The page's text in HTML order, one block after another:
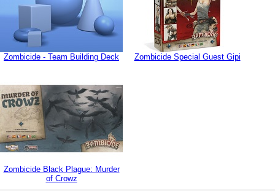
Zombicide - Team Building Deck Zombicide Special Guest Gipi
Zombicide Black Plague: Murder
of Crowz